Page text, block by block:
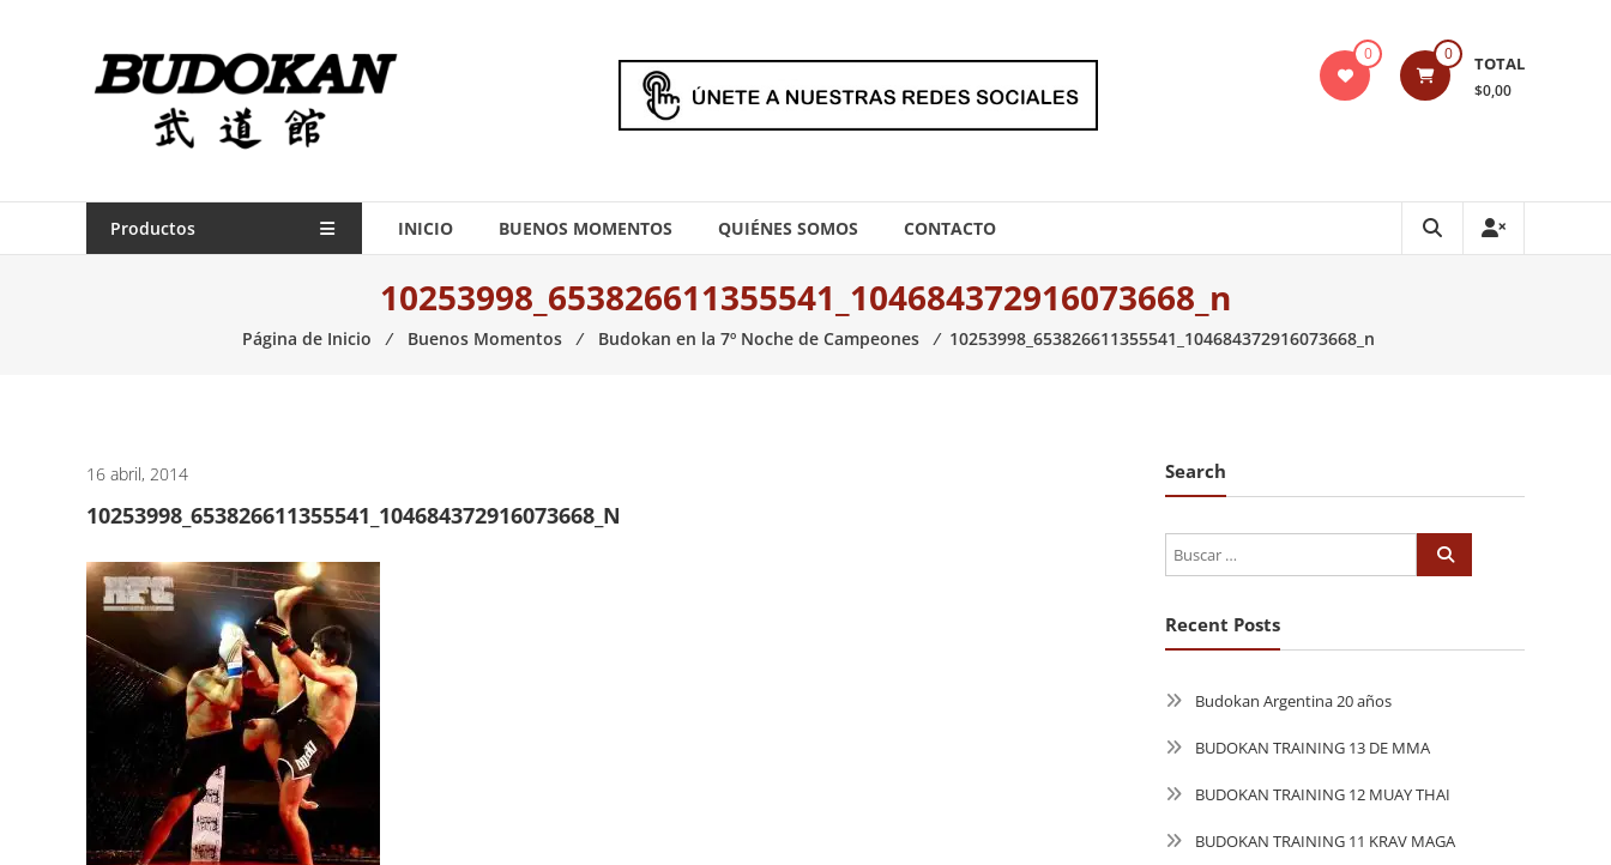
Indumentaria
para
artes
marciales
Todo
lo
marciales.
0 0 TOTAL
$0,00
Productos INICIO BUENOS MOMENTOS QUIÉNES SOMOS CONTACTO
10253998_653826611355541_104684372916073668_n
Página de Inicio ⁄ Buenos Momentos ⁄ Budokan en la 7º Noche de Campeones ⁄ 10253998_653826611355541_104684372916073668_n
16 abril, 2014
10253998_653826611355541_104684372916073668_N
Search
Recent Posts
Budokan Argentina 20 años
BUDOKAN TRAINING 13 DE MMA
BUDOKAN TRAINING 12 MUAY THAI
BUDOKAN TRAINING 11 KRAV MAGA